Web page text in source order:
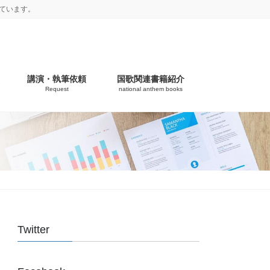
います。
講演・執筆依頼
Request
国歌関連書籍紹介
national anthem books
Twitter